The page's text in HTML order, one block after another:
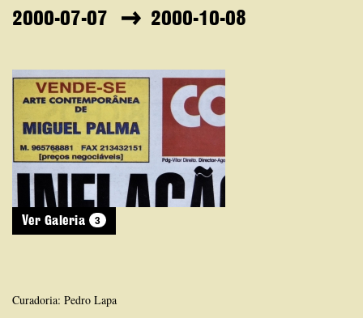
2000-07-07 2000-10-08
Ver Galeria 3
Curadoria: Pedro Lapa